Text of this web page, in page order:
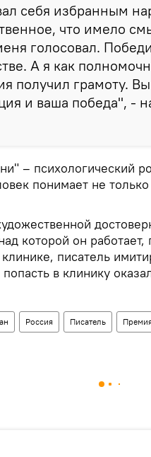
себя избранным
что имело
голосовал.
А я как
получил грамоту.
и ваша победа", -
– психологический
понимает не
которой он
писатель
в клинику
Россия Писатель